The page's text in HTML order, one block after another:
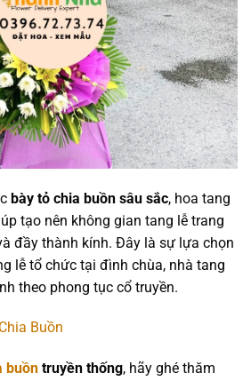
bày tỏ chia buồn sâu sắc, hoa tang
tạo nên không gian tang lễ trang
đầy thành kính. Đây là sự lựa chọn
lễ tổ chức tại đình chùa, nhà tang
theo phong tục cổ truyền.
Buồn
buồn truyền thống, hãy ghé thăm